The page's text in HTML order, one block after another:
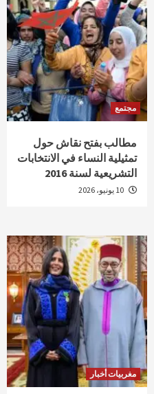
مجتمع
مطالب بفتح نقاش حول
تمثيلية النساء في الانتخابات
التشريعية لسنة 2016
مغربيات أخبار